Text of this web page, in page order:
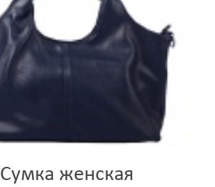
Сумка женская